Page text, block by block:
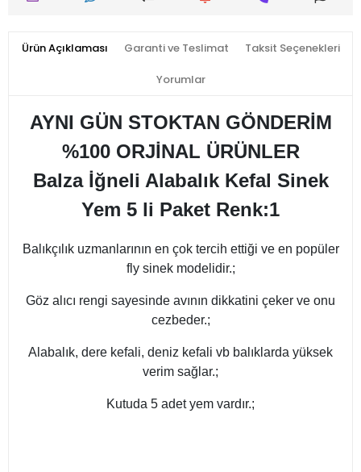
Ürün Açıklaması Garanti ve Teslimat Taksit Seçenekleri
Yorumlar
AYNI GÜN STOKTAN GÖNDERİM
%100 ORJİNAL ÜRÜNLER
Balza İğneli Alabalık Kefal Sinek
Yem 5 li Paket Renk:1
Balıkçılık uzmanlarının en çok tercih ettiği ve en popüler
fly sinek modelidir.;
Göz alıcı rengi sayesinde avının dikkatini çeker ve onu
cezbeder.;
Alabalık, dere kefali, deniz kefali vb balıklarda yüksek
verim sağlar.;
Kutuda 5 adet yem vardır.;